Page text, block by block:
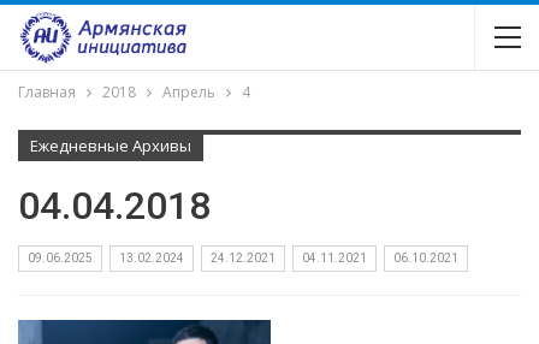
Главная 2018 Апрель 4
Ежедневные Архивы
04.04.2018
09.06.2025 13.02.2024 24.12.2021 04.11.2021 06.10.2021